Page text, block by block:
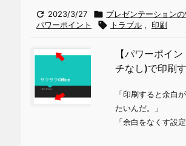
 2023/3/27  プレゼンテーション
パワーポイント
 トラブル , 印刷
【パワーポイ
チなし)で印刷
「印刷すると余白
たいんだ。」
「余白をなくす設